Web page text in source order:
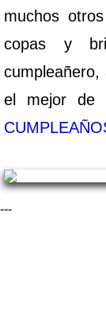
muchos
copas y
el mejor de
---